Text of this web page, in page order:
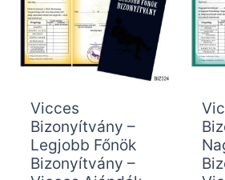
Vicces
Bizonyítvány –
Legjobb Főnök
Bizonyítvány –